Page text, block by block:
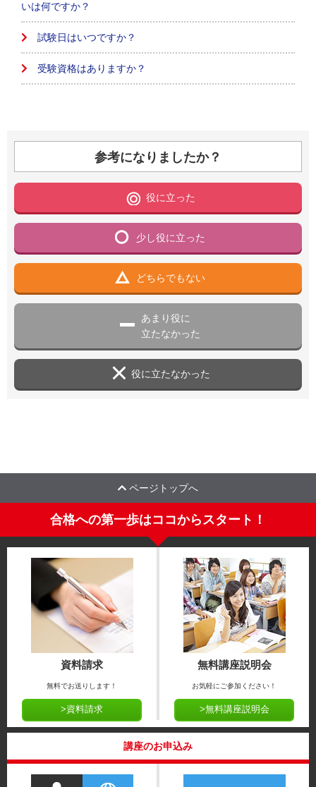
いは何ですか？
試験日はいつですか？
受験資格はありますか？
参考になりましたか？
役に立った
少し役に立った
どちらでもない
あまり役に
立たなかった
役に立たなかった
ページトップへ
合格への第一歩はココからスタート！
資料請求
無料でお送りします！
>資料請求
無料講座説明会
お気軽にご参加ください！
>無料講座説明会
講座のお申込み